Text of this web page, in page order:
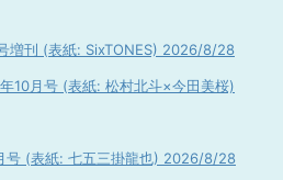
増刊 (表紙: SixTONES) 2026/8/28
10月号 (表紙: 松村北斗×今田美桜)
号 (表紙: 七五三掛龍也) 2026/8/28